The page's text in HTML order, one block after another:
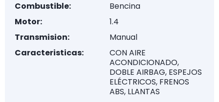
Combustible:
Bencina
Motor:
1.4
Transmision:
Manual
Caracteristicas:
CON AIRE
ACONDICIONADO,
DOBLE AIRBAG, ESPEJOS
ELÉCTRICOS, FRENOS
ABS, LLANTAS